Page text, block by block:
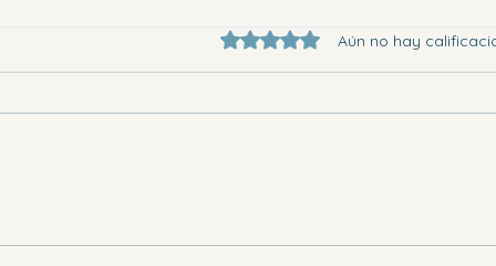
Obtuvo 0 de 5 estrellas.
Aún no hay